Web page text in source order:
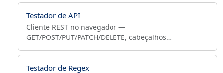
GraphQL, MQTT-sobre-WS.
Testador de API
Cliente REST no navegador —
GET/POST/PUT/PATCH/DELETE, cabeçalhos
Postman leve para debug de APIs.
Testador de Regex